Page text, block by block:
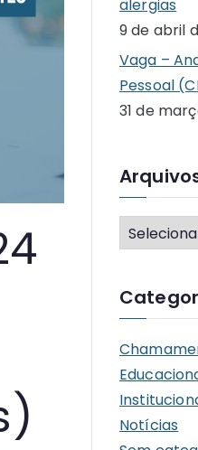
alergias
9 de abril
Vaga –
Pessoal
31 de
A
r
u
v
o
s
Notícias